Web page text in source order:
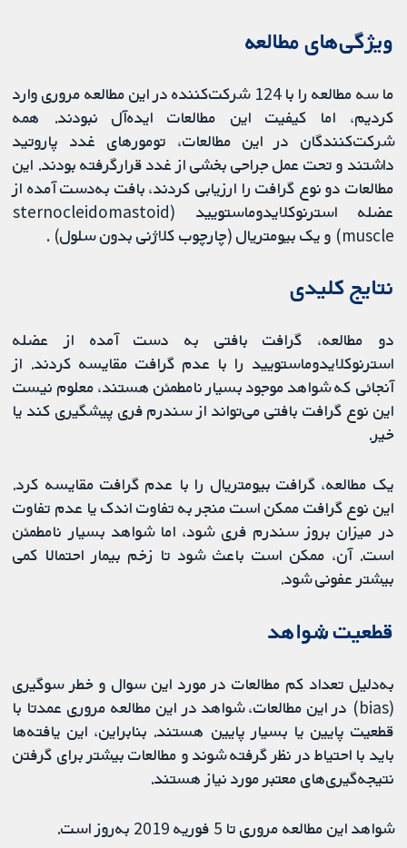
ویژگی‌های مطالعه
ما سه مطالعه را با 124 شرکت‌کننده در این مطالعه مروری وارد
کردیم، اما کیفیت این مطالعات ایده‌آل نبودند. همه
شرکت‌کنندگان در این مطالعات، تومورهای غدد پاروتید
داشتند و تحت عمل ‌جراحی بخشی از غدد قرارگرفته بودند. این
مطالعات دو نوع گرافت را ارزیابی کردند، بافت به‌دست آمده از
عضله استرنوکلایدوماستویید (sternocleidomastoid
muscle) و یک بیومتریال (چارچوب کلاژنی بدون سلول) .
نتایج کلیدی
دو مطالعه، گرافت بافتی به دست آمده از عضله
استرنوکلایدوماستویید را با عدم گرافت مقایسه کردند. از
آنجائی که شواهد موجود بسیار نامطمئن هستند، معلوم نیست
این نوع گرافت بافتی می‌تواند از سندرم فری پیشگیری کند یا
خیر.
یک مطالعه، گرافت بیومتریال را با عدم گرافت مقایسه کرد.
این نوع گرافت ممکن است منجر به تفاوت اندک یا عدم تفاوت
در میزان بروز سندرم فری شود، اما شواهد بسیار نامطمئن
است. آن، ممکن است باعث شود تا زخم بیمار احتمالا کمی
بیشتر عفونی شود.
قطعیت شواهد
به‌دلیل تعداد کم مطالعات در مورد این سوال و خطر سوگیری
(bias) در این مطالعات، شواهد در این مطالعه مروری عمدتا با
قطعیت پایین یا بسیار پایین هستند. بنابراین، این یافته‌ها
باید با احتیاط در نظر گرفته شوند و مطالعات بیشتر برای گرفتن
نتیجه‌گیری‌های معتبر مورد نیاز هستند.
شواهد این مطالعه مروری تا 5 فوریه 2019 به‌روز است.